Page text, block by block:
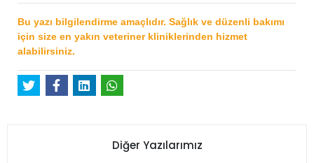
Bu yazı bilgilendirme amaçlıdır. Sağlık ve düzenli bakımı
için size en yakın veteriner kliniklerinden hizmet
alabilirsiniz.
Diğer Yazılarımız